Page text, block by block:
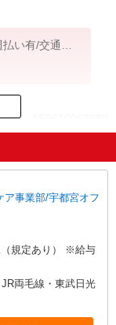
い有/交通費
ID：AE0610063880
事業部/宇都宮オフ
あり） ※給与
両毛線・東武日光